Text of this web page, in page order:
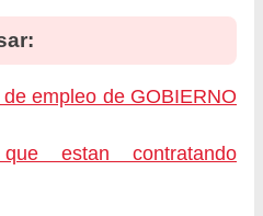
empleo de GOBIERNO
estan contratando